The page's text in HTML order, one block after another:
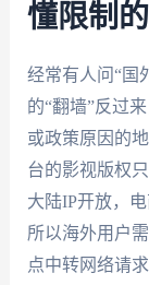
懂限制
经常有人问“国
的“翻墙”反过
或政策原因的
台的影视版权
大陆IP开放，
所以海外用户
点中转网络请